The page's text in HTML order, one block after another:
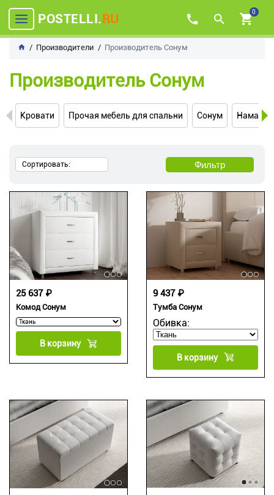
POSTELLI.RU 0
Производители Производитель Сонум
Производитель Сонум
Кровати Прочая мебель для спальни Сонум
Сортировать: Фильтр
Комод Сонум
25 637 ₽
В корзину
Тумба Сонум
Обивка:
9 437 ₽
В корзину